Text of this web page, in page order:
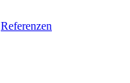
Referenzen